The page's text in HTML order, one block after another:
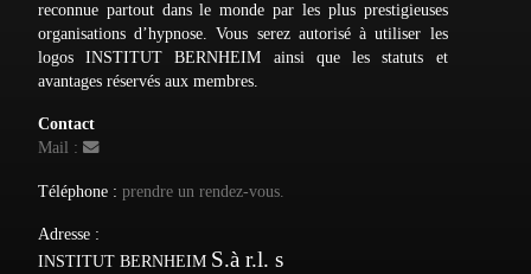
reconnue partout dans le monde par les plus prestigieuses
organisations d’hypnose. Vous serez autorisé à utiliser les
logos INSTITUT BERNHEIM ainsi que les statuts et
avantages réservés aux membres.
Contact
Mail :
Téléphone : prendre un rendez-vous.
Adresse :
INSTITUT BERNHEIM S.à r.l. s